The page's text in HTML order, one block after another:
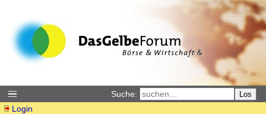
Suche: Los
Login